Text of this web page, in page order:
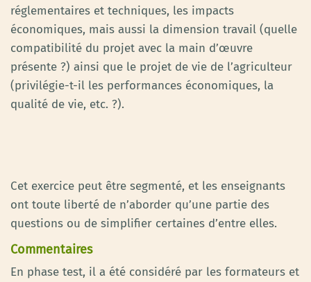
réglementaires et techniques, les impacts
économiques, mais aussi la dimension travail (quelle
compatibilité du projet avec la main d’œuvre
présente ?) ainsi que le projet de vie de l’agriculteur
(privilégie-t-il les performances économiques, la
qualité de vie, etc. ?).
Cet exercice peut être segmenté, et les enseignants
ont toute liberté de n’aborder qu’une partie des
questions ou de simplifier certaines d’entre elles.
Commentaires
En phase test, il a été considéré par les formateurs et